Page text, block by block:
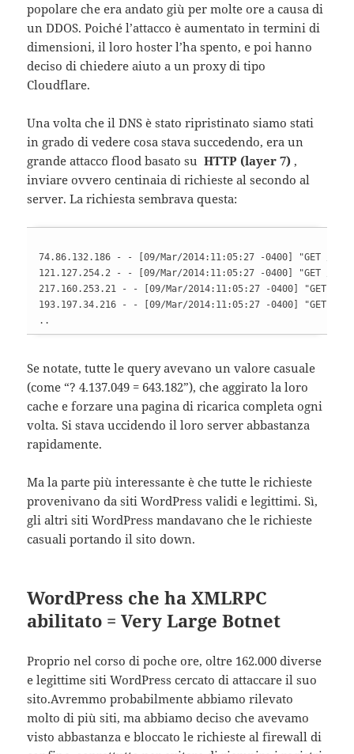
popolare che era andato giù per molte ore a causa di
un DDOS. Poiché l’attacco è aumentato in termini di
dimensioni, il loro hoster l’ha spento, e poi hanno
deciso di chiedere aiuto a un proxy di tipo
Cloudflare.
Una volta che il DNS è stato ripristinato siamo stati
in grado di vedere cosa stava succedendo, era un
grande attacco flood basato su HTTP (layer 7) ,
inviare ovvero centinaia di richieste al secondo al
server. La richiesta sembrava questa:
74.86.132.186 - - [09/Mar/2014:11:05:27 -0400] "GET /
121.127.254.2 - - [09/Mar/2014:11:05:27 -0400] "GET /
217.160.253.21 - - [09/Mar/2014:11:05:27 -0400] "GET /
193.197.34.216 - - [09/Mar/2014:11:05:27 -0400] "GET /
..
Se notate, tutte le query avevano un valore casuale
(come “? 4.137.049 = 643.182”), che aggirato la loro
cache e forzare una pagina di ricarica completa ogni
volta. Si stava uccidendo il loro server abbastanza
rapidamente.
Ma la parte più interessante è che tutte le richieste
provenivano da siti WordPress validi e legittimi. Sì,
gli altri siti WordPress mandavano che le richieste
casuali portando il sito down.
WordPress che ha XMLRPC
abilitato = Very Large Botnet
Proprio nel corso di poche ore, oltre 162.000 diverse
e legittime siti WordPress cercato di attaccare il suo
sito.Avremmo probabilmente abbiamo rilevato
molto di più siti, ma abbiamo deciso che avevamo
visto abbastanza e bloccato le richieste al firewall di